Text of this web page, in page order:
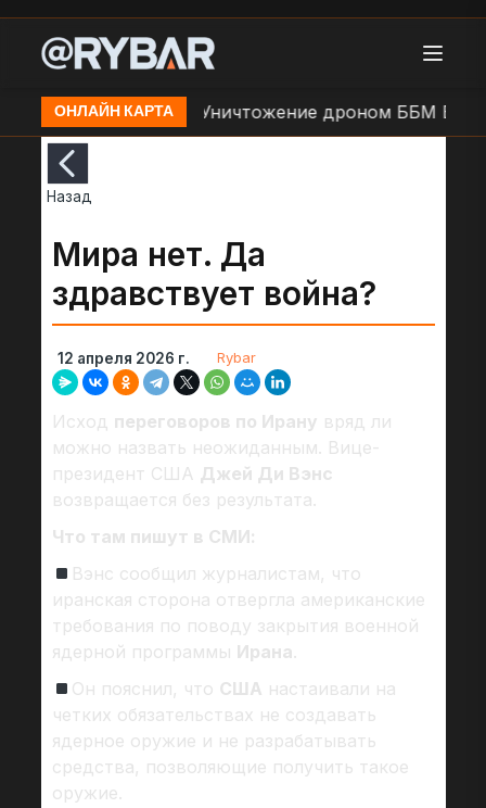
ОНЛАЙН КАРТА
Кадры: Уничтожение дроном ББМ ВСУ
Назад
Мира нет. Да
здравствует война?
12 апреля 2026 г. Rybar
Исход переговоров по Ирану вряд ли
можно назвать неожиданным. Вице-
президент США Джей Ди Вэнс
возвращается без результата.
Что там пишут в СМИ:
Вэнс сообщил журналистам, что
иранская сторона отвергла американские
требования по поводу закрытия военной
ядерной программы Ирана.
Он пояснил, что США настаивали на
четких обязательствах не создавать
ядерное оружие и не разрабатывать
средства, позволяющие получить такое
оружие.